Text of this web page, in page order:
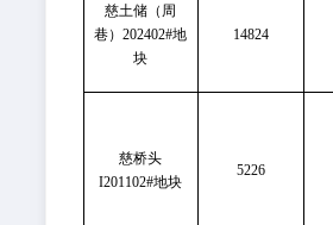
慈土储（周
巷）202402#地
块
14824
慈桥头
I201102#地块
5226